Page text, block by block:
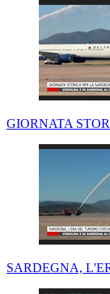
GIORNATA
SARDEGNA,